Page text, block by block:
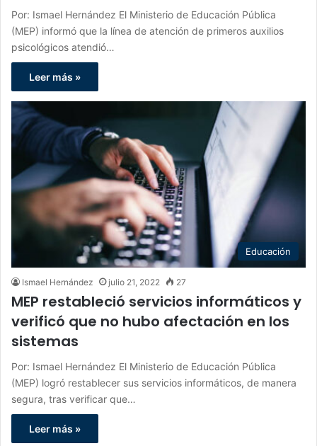
Por: Ismael Hernández El Ministerio de Educación Pública
(MEP) informó que la línea de atención de primeros auxilios
psicológicos atendió…
Leer más »
Educación
Ismael Hernández julio 21, 2022 27
MEP restableció servicios informáticos y
verificó que no hubo afectación en los
sistemas
Por: Ismael Hernández El Ministerio de Educación Pública
(MEP) logró restablecer sus servicios informáticos, de manera
segura, tras verificar que…
Leer más »